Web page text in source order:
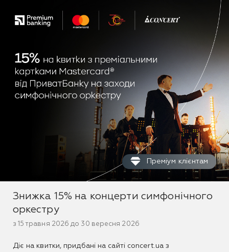
Преміум клієнтам
Знижка 15% на концерти симфонічного
оркестру
з 15 травня 2026 до 30 вересня 2026
Діє на квитки, придбані на сайті concert.ua з